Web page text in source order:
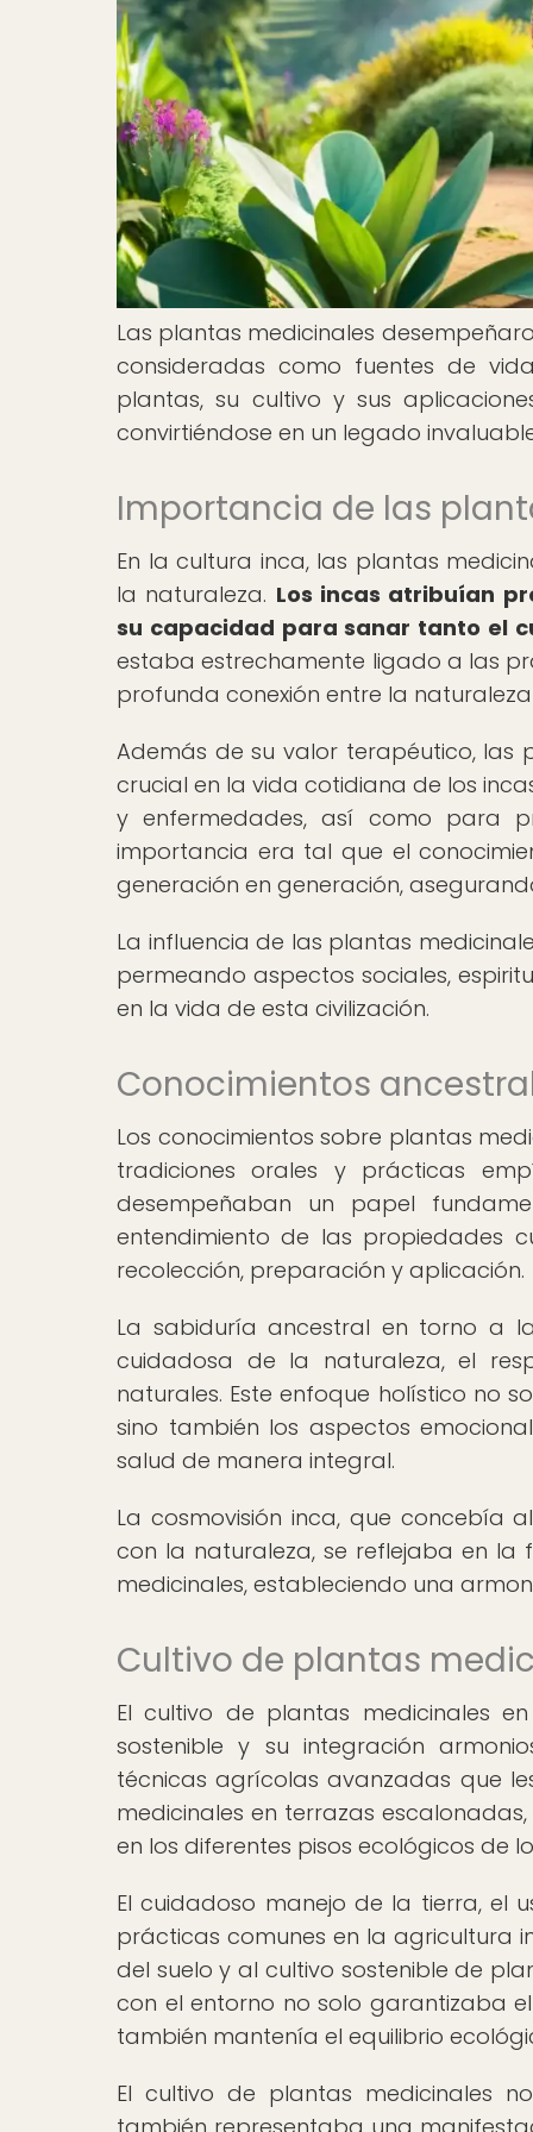
Las plantas medicinales
consideradas como fuentes de
plantas, su cultivo y sus
convirtiéndose en un legado
Importancia de las
En la cultura inca, las plantas
la naturaleza. Los incas atribuían
su capacidad para sanar tanto el
estaba estrechamente ligado a las
profunda conexión entre la
Además de su valor terapéutico, las
crucial en la vida cotidiana de los
y enfermedades, así como para
importancia era tal que el
generación en generación,
La influencia de las plantas
permeando aspectos sociales,
en la vida de esta civilización.
Conocimientos
Los conocimientos sobre plantas
tradiciones orales y prácticas
desempeñaban un papel
entendimiento de las propiedades
recolección, preparación y aplicación.
La sabiduría ancestral en torno a
cuidadosa de la naturaleza, el
naturales. Este enfoque holístico no
sino también los aspectos
salud de manera integral.
La cosmovisión inca, que concebía
con la naturaleza, se reflejaba en
medicinales, estableciendo una
Cultivo de plantas
El cultivo de plantas medicinales
sostenible y su integración
técnicas agrícolas avanzadas que
medicinales en terrazas
en los diferentes pisos ecológicos de
El cuidadoso manejo de la tierra, el
prácticas comunes en la agricultura
del suelo y al cultivo sostenible de
con el entorno no solo garantizaba
también mantenía el equilibrio
El cultivo de plantas medicinales